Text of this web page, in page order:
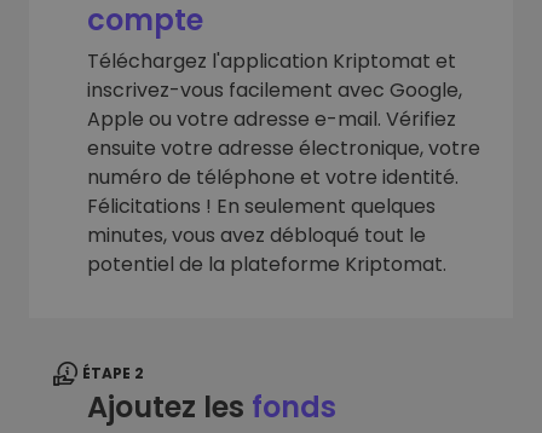
compte
Téléchargez l'application Kriptomat et
inscrivez-vous facilement avec Google,
Apple ou votre adresse e-mail. Vérifiez
ensuite votre adresse électronique, votre
numéro de téléphone et votre identité.
Félicitations ! En seulement quelques
minutes, vous avez débloqué tout le
potentiel de la plateforme Kriptomat.
ÉTAPE 2
Ajoutez les fonds